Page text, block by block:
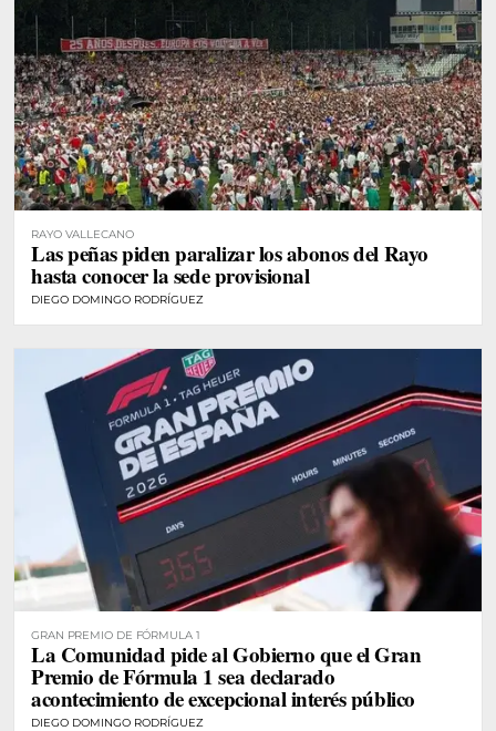
RAYO VALLECANO
Las peñas piden paralizar los abonos del Rayo
hasta conocer la sede provisional
DIEGO DOMINGO RODRÍGUEZ
GRAN PREMIO DE FÓRMULA 1
La Comunidad pide al Gobierno que el Gran
Premio de Fórmula 1 sea declarado
acontecimiento de excepcional interés público
DIEGO DOMINGO RODRÍGUEZ